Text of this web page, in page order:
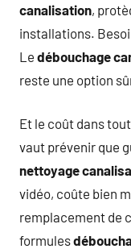
canalisation,
installations.
Le débouchage
reste une option
Et le coût dans
vaut prévenir que
nettoyage
vidéo, coûte bien
remplacement de
formules